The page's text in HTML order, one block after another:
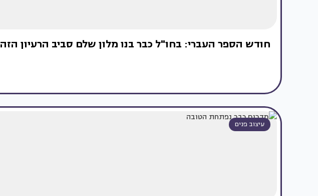
חודש הספר העברי: בחו"ל כבר בנו מלון שלם סביב הרעיון הזה
עיצוב פנים